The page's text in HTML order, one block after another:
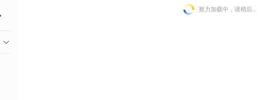
努力加载中，请稍后...